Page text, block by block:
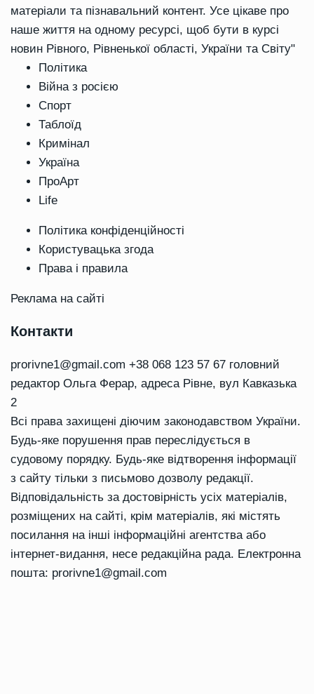
матеріали та пізнавальний контент. Усе цікаве про
наше життя на одному ресурсі, щоб бути в курсі
новин Рівного, Рівненької області, України та Світу"
Політика
Війна з росією
Спорт
Таблоїд
Кримінал
Україна
ПроАрт
Life
Політика конфіденційності
Користувацька згода
Права і правила
Реклама на сайті
Контакти
prorivne1@gmail.com +38 068 123 57 67 головний
редактор Ольга Ферар, адреса Рівне, вул Кавказька
2
Всі права захищені діючим законодавством України.
Будь-яке порушення прав переслідується в
судовому порядку. Будь-яке відтворення інформації
з сайту тільки з письмово дозволу редакції.
Відповідальність за достовірність усіх матеріалів,
розміщених на сайті, крім матеріалів, які містять
посилання на інші інформаційні агентства або
інтернет-видання, несе редакційна рада. Електронна
пошта: prorivne1@gmail.com